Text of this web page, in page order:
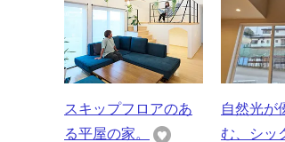
スキップフロアのあ
る平屋の家。
自然光が
む、シッ